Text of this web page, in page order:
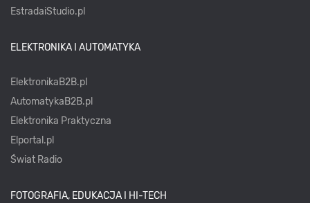
EstradaiStudio.pl
ELEKTRONIKA I AUTOMATYKA
ElektronikaB2B.pl
AutomatykaB2B.pl
Elektronika Praktyczna
Elportal.pl
Świat Radio
FOTOGRAFIA, EDUKACJA I HI-TECH